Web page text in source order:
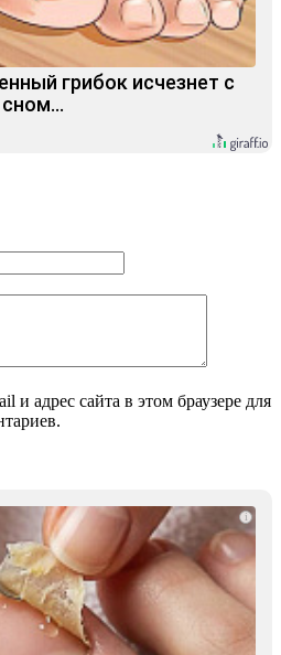
грибок исчезнет с
сном…
и адрес сайта в этом браузере для
i